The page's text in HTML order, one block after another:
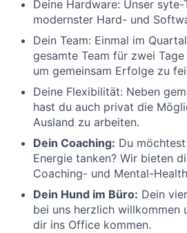
Deine Hardware: Unser
modernster Hard- und
Dein Team: Einmal im
gesamte Team für zwei
um gemeinsam Erfolge zu
Deine Flexibilität: Neben
hast du auch privat die
Ausland zu arbeiten.
Dein Coaching: Du
Energie tanken? Wir bieten
Coaching- und Mental-
Dein Hund im Büro: Dein
bei uns herzlich
dir ins Office kommen.